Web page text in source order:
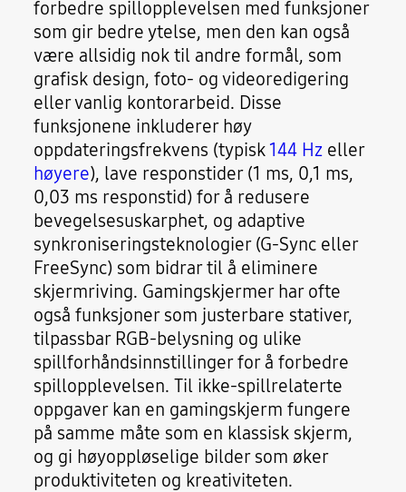
forbedre spillopplevelsen med funksjoner
som gir bedre ytelse, men den kan også
være allsidig nok til andre formål, som
grafisk design, foto- og videoredigering
eller vanlig kontorarbeid. Disse
funksjonene inkluderer høy
oppdateringsfrekvens (typisk 144 Hz eller
høyere), lave responstider (1 ms, 0,1 ms,
0,03 ms responstid) for å redusere
bevegelsesuskarphet, og adaptive
synkroniseringsteknologier (G-Sync eller
FreeSync) som bidrar til å eliminere
skjermriving. Gamingskjermer har ofte
også funksjoner som justerbare stativer,
tilpassbar RGB-belysning og ulike
spillforhåndsinnstillinger for å forbedre
spillopplevelsen. Til ikke-spillrelaterte
oppgaver kan en gamingskjerm fungere
på samme måte som en klassisk skjerm,
og gi høyoppløselige bilder som øker
produktiviteten og kreativiteten.